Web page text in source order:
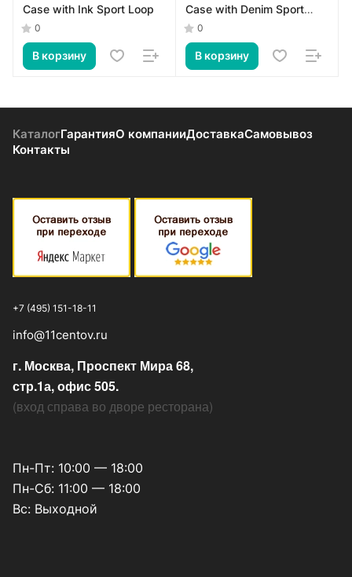
Case with Ink Sport Loop
0
В корзину
Case with Denim Sport
Band M/L
0
В корзину
КаталогГарантияО компанииДоставкаСамовывоз
Контакты
+7 (495) 151-18-11
info@11centov.ru
г. Москва, Проспект Мира 68,
стр.1а, офис 505.
(вход справа во дворе ресторана)
Пн-Пт: 10:00 — 18:00
Пн-Сб: 11:00 — 18:00
Вс: Выходной